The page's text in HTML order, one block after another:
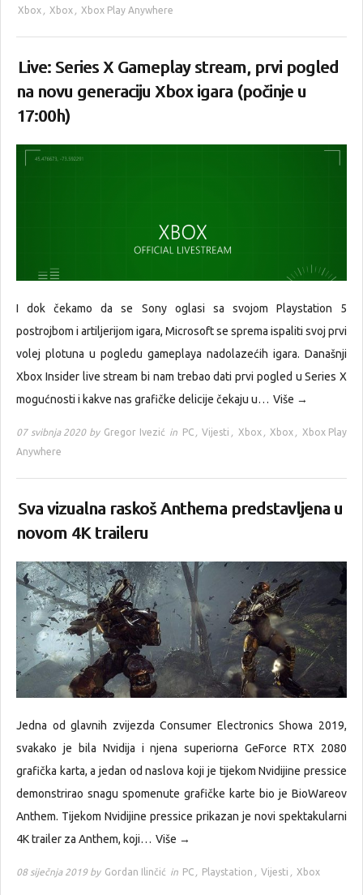
Xbox , Xbox , Xbox Play Anywhere
Live: Series X Gameplay stream, prvi pogled
na novu generaciju Xbox igara (počinje u
17:00h)
I dok čekamo da se Sony oglasi sa svojom Playstation 5
postrojbom i artiljerijom igara, Microsoft se sprema ispaliti svoj prvi
volej plotuna u pogledu gameplaya nadolazećih igara. Današnji
Xbox Insider live stream bi nam trebao dati prvi pogled u Series X
mogućnosti i kakve nas grafičke delicije čekaju u… Više →
07 svibnja 2020 by Gregor Ivezić in PC , Vijesti , Xbox , Xbox , Xbox Play
Anywhere
Sva vizualna raskoš Anthema predstavljena u
novom 4K traileru
Jedna od glavnih zvijezda Consumer Electronics Showa 2019,
svakako je bila Nvidija i njena superiorna GeForce RTX 2080
grafička karta, a jedan od naslova koji je tijekom Nvidijine pressice
demonstrirao snagu spomenute grafičke karte bio je BioWareov
Anthem. Tijekom Nvidijine pressice prikazan je novi spektakularni
4K trailer za Anthem, koji… Više →
08 siječnja 2019 by Gordan Ilinčić in PC , Playstation , Vijesti , Xbox